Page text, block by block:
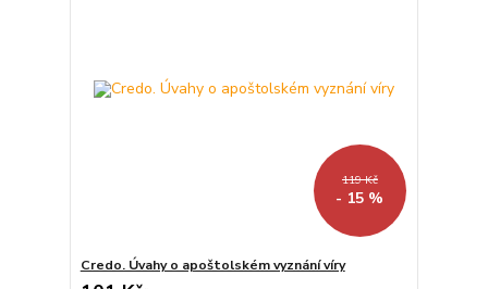
119 Kč
- 15 %
Credo. Úvahy o apoštolském vyznání víry